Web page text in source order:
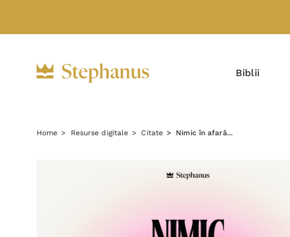
Biblii
Home Resurse digitale Citate Nimic în afară...